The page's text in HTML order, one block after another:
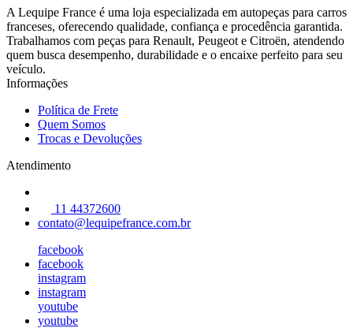
A Lequipe France é uma loja especializada em autopeças para carros
franceses, oferecendo qualidade, confiança e procedência garantida.
Trabalhamos com peças para Renault, Peugeot e Citroën, atendendo
quem busca desempenho, durabilidade e o encaixe perfeito para seu
veículo.
Informações
Política de Frete
Quem Somos
Trocas e Devoluções
Atendimento
11 44372600
contato@lequipefrance.com.br
facebook
facebook
instagram
instagram
youtube
youtube